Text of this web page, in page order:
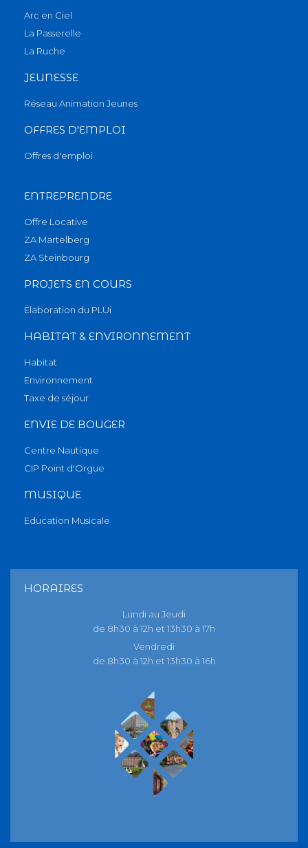
Arc en Ciel
La Passerelle
La Ruche
JEUNESSE
Réseau Animation Jeunes
OFFRES D'EMPLOI
Offres d'emploi
ENTREPRENDRE
Offre Locative
ZA Martelberg
ZA Steinbourg
PROJETS EN COURS
Élaboration du PLUi
HABITAT & ENVIRONNEMENT
Habitat
Environnement
Taxe de séjour
ENVIE DE BOUGER
Centre Nautique
CIP Point d'Orgue
MUSIQUE
Education Musicale
HORAIRES
Lundi au Jeudi
de 8h30 à 12h et 13h30 à 17h
Vendredi
de 8h30 à 12h et 13h30 à 16h